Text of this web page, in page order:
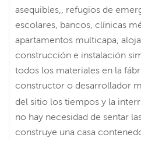
asequibles,, refugios de
escolares, bancos, clínicas
apartamentos multicapa,
construcción e instalación
todos los materiales en la
constructor o desarrollador
del sitio los tiempos y la
no hay necesidad de sentar
construye una casa